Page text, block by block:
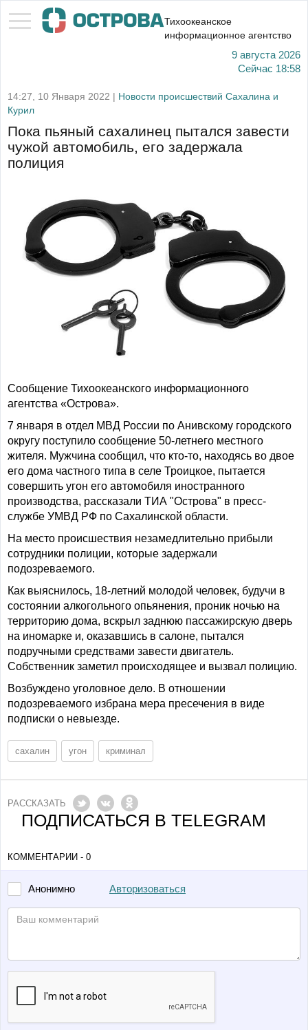
Тихоокеанское
информационное агентство
9 августа 2026
Сейчас 18:58
14:27, 10 Января 2022 | Новости происшествий Сахалина и
Курил
Пока пьяный сахалинец пытался завести
чужой автомобиль, его задержала
полиция
Сообщение Тихоокеанского информационного
агентства «Острова».
7 января в отдел МВД России по Анивскому городского
округу поступило сообщение 50-летнего местного
жителя. Мужчина сообщил, что кто-то, находясь во двое
его дома частного типа в селе Троицкое, пытается
совершить угон его автомобиля иностранного
производства, рассказали ТИА "Острова" в пресс-
службе УМВД РФ по Сахалинской области.
На место происшествия незамедлительно прибыли
сотрудники полиции, которые задержали
подозреваемого.
Как выяснилось, 18-летний молодой человек, будучи в
состоянии алкогольного опьянения, проник ночью на
территорию дома, вскрыл заднюю пассажирскую дверь
на иномарке и, оказавшись в салоне, пытался
подручными средствами завести двигатель.
Собственник заметил происходящее и вызвал полицию.
Возбуждено уголовное дело. В отношении
подозреваемого избрана мера пресечения в виде
подписки о невыезде.
сахалин угон криминал
РАССКАЗАТЬ
ПОДПИСАТЬСЯ В TELEGRAM
КОММЕНТАРИИ - 0
Анонимно Авторизоваться